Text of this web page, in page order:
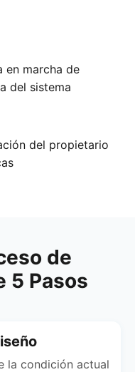
en marcha de
del sistema
del propietario
de
5 Pasos
la condición actual